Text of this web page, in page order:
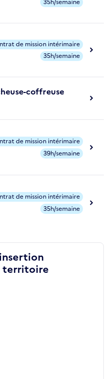
35h/semaine
de mission intérimaire
35h/semaine
coffreuse
de mission intérimaire
39h/semaine
de mission intérimaire
35h/semaine
territoire